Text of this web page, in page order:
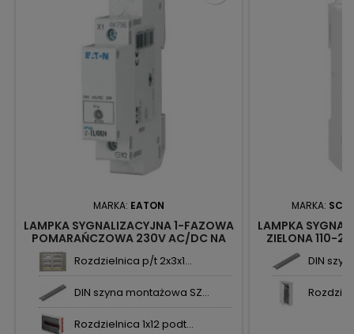
MARKA: EATON
LAMPKA SYGNALIZACYJNA 1-FAZOWA
POMARAŃCZOWA 230V AC/DC NA
SZYNĘ TH35 Z-EL/OR230 275865
EATON
Rozdzielnica p/t 2x3x1...
DIN szyna montażowa SZ...
Rozdzielnica 1x12 podt...
MARKA:
LAMPKA
ZIELONA 110-
A9E18321
DIN